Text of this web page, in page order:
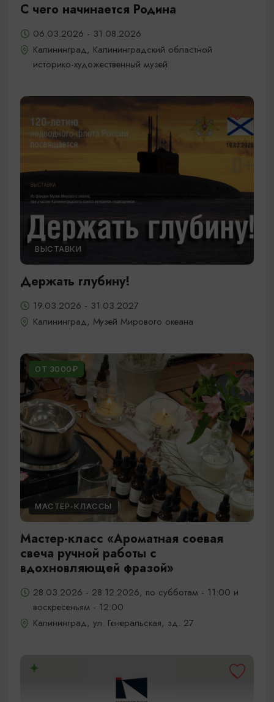
С чего начинается Родина
06.03.2026 - 31.08.2026
Калининград, Калининградский областной
историко-художественный музей
ВЫСТАВКИ
Держать глубину!
19.03.2026 - 31.03.2027
Калининград, Музей Мирового океана
ОТ 3000₽
МАСТЕР-КЛАССЫ
Мастер-класс «Ароматная соевая
свеча ручной работы с
вдохновляющей фразой»
28.03.2026 - 28.12.2026, по субботам - 11:00 и
воскресеньям - 12:00
Калининград, ул. Генеральская, зд. 27